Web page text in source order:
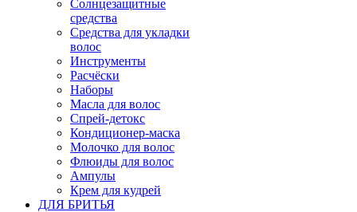
Солнцезащитные
средства
Средства для укладки
волос
Инструменты
Расчёски
Наборы
Масла для волос
Спрей-детокс
Кондиционер-маска
Молочко для волос
Флюиды для волос
Ампулы
Крем для кудрей
ДЛЯ БРИТЬЯ